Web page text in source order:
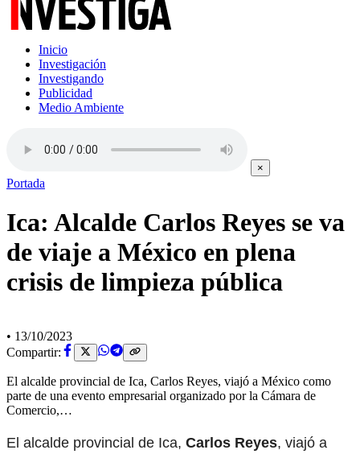
Inicio
Investigación
Investigando
Publicidad
Medio Ambiente
×
Portada
Ica: Alcalde Carlos Reyes se va
de viaje a México en plena
crisis de limpieza pública
• 13/10/2023
Compartir:
El alcalde provincial de Ica, Carlos Reyes, viajó a México como
parte de una evento empresarial organizado por la Cámara de
Comercio,…
El alcalde provincial de Ica, Carlos Reyes, viajó a